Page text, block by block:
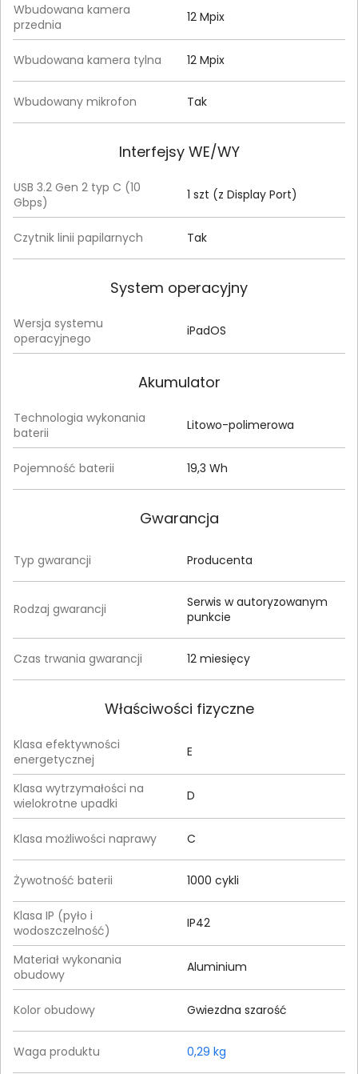
Wbudowana kamera
przednia
12 Mpix
Wbudowana kamera tylna 12 Mpix
Wbudowany mikrofon Tak
Interfejsy WE/WY
USB 3.2 Gen 2 typ C (10
Gbps)
1 szt (z Display Port)
Czytnik linii papilarnych Tak
System operacyjny
Wersja systemu
operacyjnego
iPadOS
Akumulator
Technologia wykonania
baterii
Litowo-polimerowa
Pojemność baterii 19,3 Wh
Gwarancja
Typ gwarancji Producenta
Rodzaj gwarancji
Serwis w autoryzowanym
punkcie
Czas trwania gwarancji 12 miesięcy
Właściwości fizyczne
Klasa efektywności
energetycznej
E
Klasa wytrzymałości na
wielokrotne upadki
D
Klasa możliwości naprawy C
Żywotność baterii 1000 cykli
Klasa IP (pyło i
wodoszczelność)
IP42
Materiał wykonania
obudowy
Aluminium
Kolor obudowy Gwiezdna szarość
Waga produktu 0,29 kg